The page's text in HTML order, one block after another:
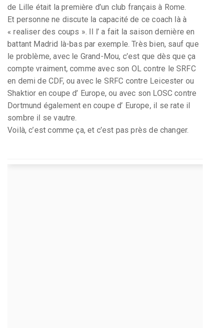
de Lille était la première d’un club français à Rome.
Et personne ne discute la capacité de ce coach là à
« realiser des coups ». Il l’ a fait la saison dernière en
battant Madrid là-bas par exemple. Très bien, sauf que
le problème, avec le Grand-Mou, c’est que dès que ça
compte vraiment, comme avec son OL contre le SRFC
en demi de CDF, ou avec le SRFC contre Leicester ou
Shaktior en coupe d’ Europe, ou avec son LOSC contre
Dortmund également en coupe d’ Europe, il se rate il
sombre il se vautre.
Voilà, c’est comme ça, et c’est pas près de changer.